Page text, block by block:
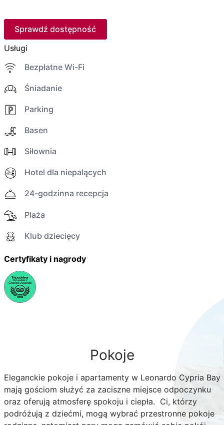
Sprawdź dostępność
Usługi
Bezpłatne Wi-Fi
Śniadanie
Parking
Basen
Siłownia
Hotel dla niepalących
24-godzinna recepcja
Plaża
Klub dziecięcy
Certyfikaty i nagrody
Pokoje
Eleganckie pokoje i apartamenty w Leonardo Cypria Bay
mają gościom służyć za zaciszne miejsce odpoczynku
oraz oferują atmosferę spokoju i ciepła. Ci, którzy
podróżują z dziećmi, mogą wybrać przestronne pokoje